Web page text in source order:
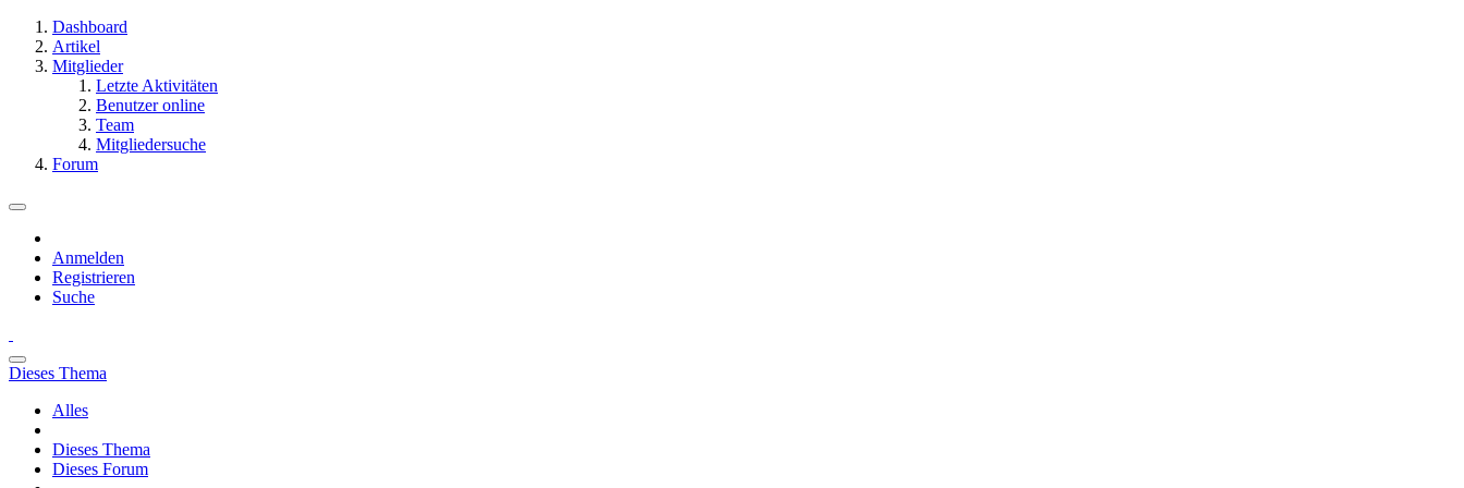
Dashboard
Artikel
Mitglieder
Letzte Aktivitäten
Benutzer online
Team
Mitgliedersuche
Forum
Anmelden
Registrieren
Suche
Dieses Thema
Alles
Dieses Thema
Dieses Forum